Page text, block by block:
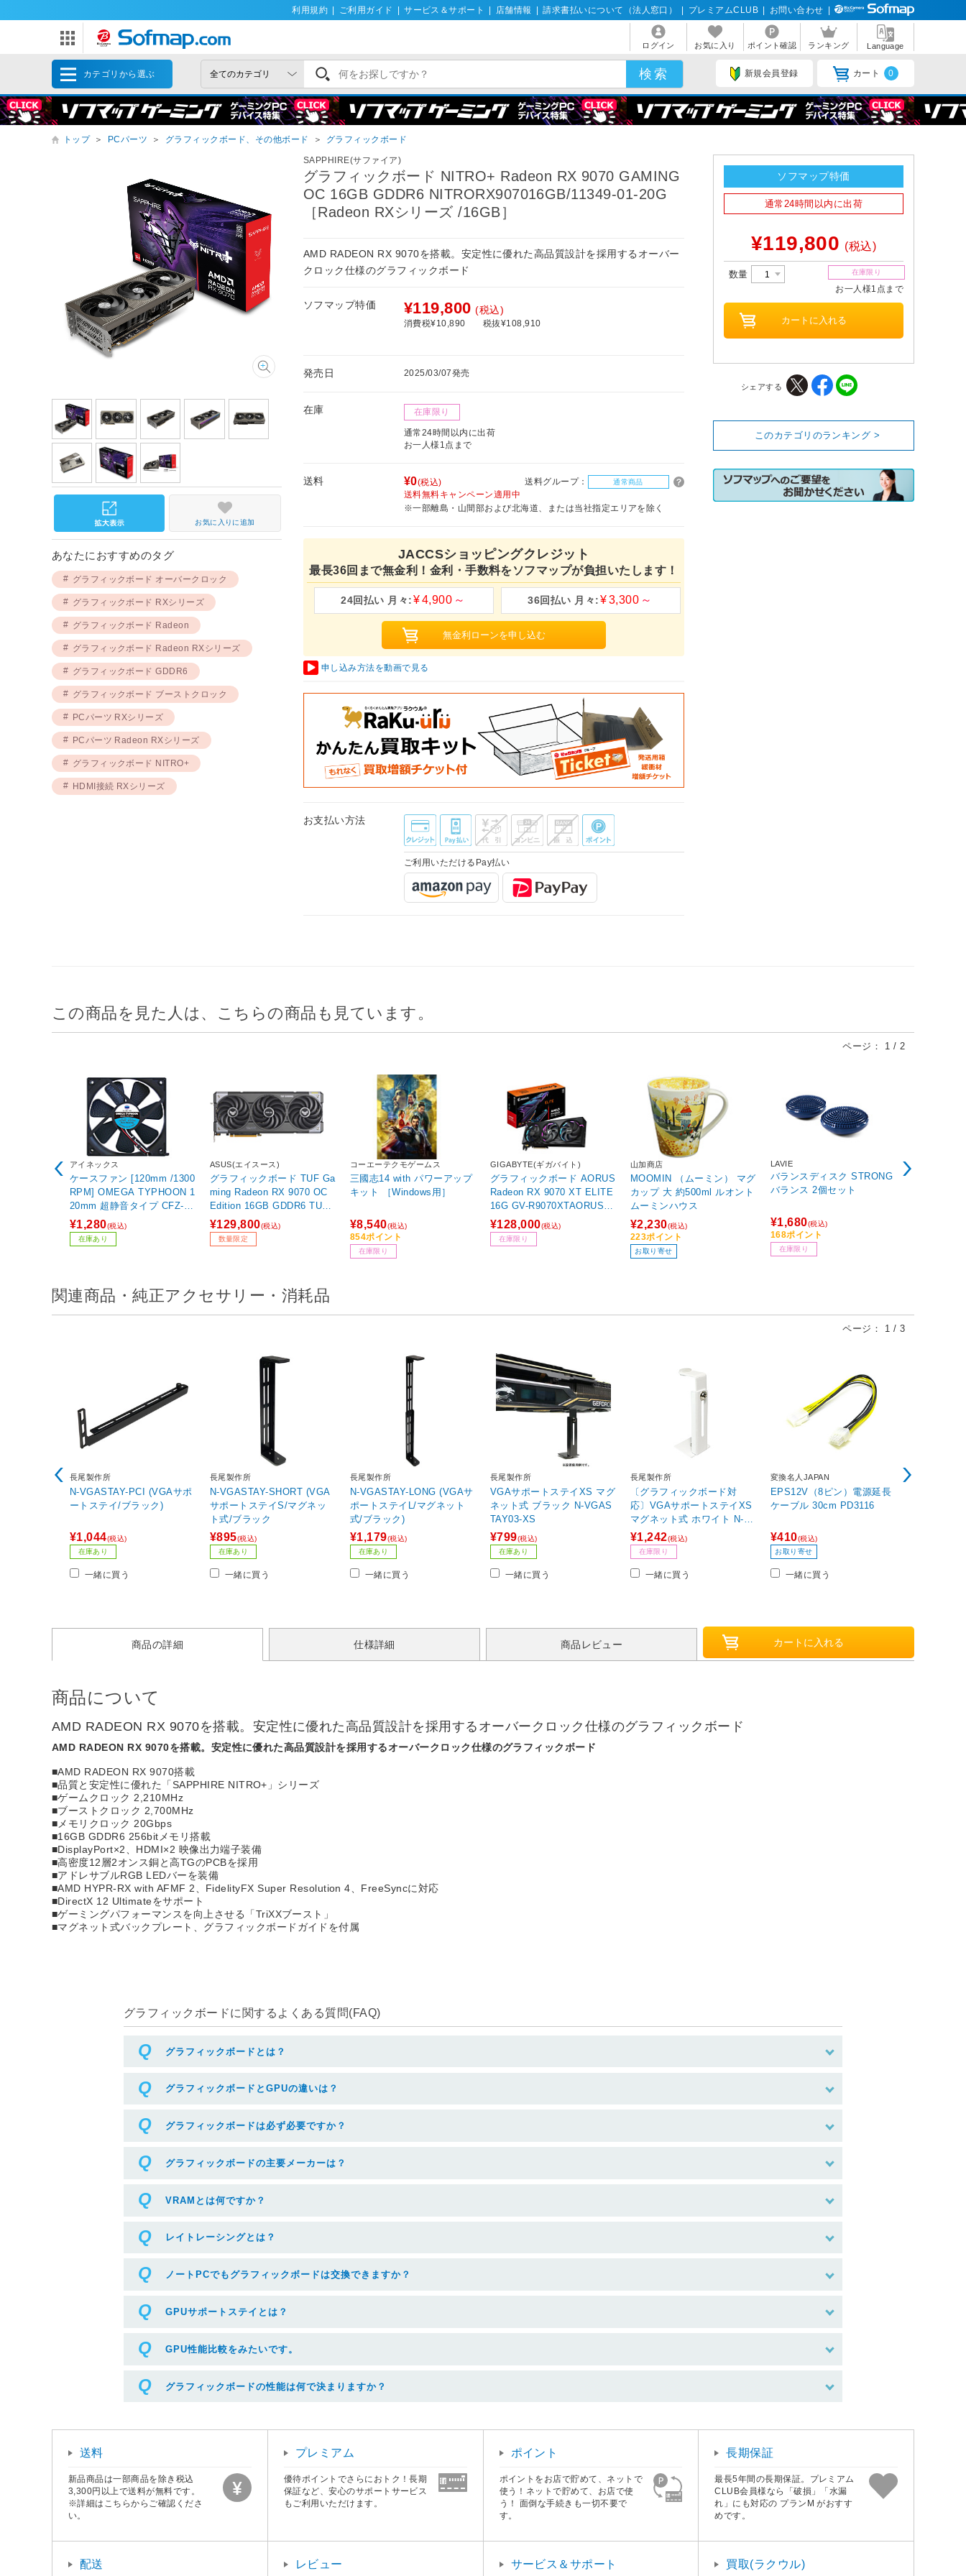
利用規約 ご利用ガイド サービス＆サポート 店舗情報 請求書払いについて（法人窓口） プレミアムCLUB お問い合わせ
ログイン お気に入り ポイント確認 ランキング Language
カテゴリから選ぶ 新規会員登録 カート 0
トップ ＞ PCパーツ ＞ グラフィックボード、その他ボード ＞ グラフィックボード
SAPPHIRE(サファイア)
グラフィックボード NITRO+ Radeon RX 9070 GAMING
OC 16GB GDDR6 NITRORX907016GB/11349-01-20G
［Radeon RXシリーズ /16GB］
AMD RADEON RX 9070を搭載。安定性に優れた高品質設計を採用するオーバー
クロック仕様のグラフィックボード
ソフマップ特価 ¥119,800 (税込)
消費税¥10,890 税抜¥108,910
発売日 2025/03/07発売
在庫 在庫限り
通常24時間以内に出荷
お一人様1点まで
送料 ¥0(税込) 送料グループ： 通常商品
送料無料キャンペーン適用中
※一部離島・山間部および北海道、または当社指定エリアを除く
JACCSショッピングクレジット
最長36回まで無金利！金利・手数料をソフマップが負担いたします！
4,900 3,300
申し込み方法を動画で見る
お支払い方法
ご利用いただけるPay払い
お気に入りに追加
あなたにおすすめのタグ
グラフィックボード オーバークロック
グラフィックボード RXシリーズ
グラフィックボード Radeon
グラフィックボード Radeon RXシリーズ
グラフィックボード GDDR6
グラフィックボード ブーストクロック
PCパーツ RXシリーズ
PCパーツ Radeon RXシリーズ
グラフィックボード NITRO+
HDMI接続 RXシリーズ
ソフマップ特価
通常24時間以内に出荷
¥119,800 (税込)
数量 在庫限り
お一人様1点まで
シェアする
このカテゴリのランキング >
この商品を見た人は、こちらの商品も見ています。
ページ： 1 / 2
アイネックス
ケースファン [120mm /1300
RPM] OMEGA TYPHOON 1
20mm 超静音タイプ CFZ-12
0SB
¥1,280(税込)
在庫あり
ASUS(エイスース)
グラフィックボード TUF Ga
ming Radeon RX 9070 OC
Edition 16GB GDDR6 TUF-
RX9070-O16G-GAMING
［Radeon RXシリーズ /16G
B］ 【sof001】
¥129,800(税込)
数量限定
コーエーテクモゲームス
三國志14 with パワーアップ
キット ［Windows用］
¥8,540(税込)
854ポイント
在庫限り
GIGABYTE(ギガバイト)
グラフィックボード AORUS
Radeon RX 9070 XT ELITE
16G GV-R9070XTAORUS E
-16GD ［Radeon RXシリー
ズ /16GB］
¥128,000(税込)
在庫限り
山加商店
MOOMIN （ムーミン） マグ
カップ 大 約500ml ルオント
ムーミンハウス
¥2,230(税込)
223ポイント
お取り寄せ
LAVIE
バランスディスク STRONG
バランス 2個セット
¥1,680(税込)
168ポイント
在庫限り
関連商品・純正アクセサリー・消耗品
ページ： 1 / 3
長尾製作所
N-VGASTAY-PCI (VGAサポ
ートステイ/ブラック)
¥1,044(税込)
在庫あり
一緒に買う
長尾製作所
N-VGASTAY-SHORT (VGA
サポートステイS/マグネッ
ト式/ブラック
¥895(税込)
在庫あり
一緒に買う
長尾製作所
N-VGASTAY-LONG (VGAサ
ポートステイL/マグネット
式/ブラック)
¥1,179(税込)
在庫あり
一緒に買う
長尾製作所
VGAサポートステイXS マグ
ネット式 ブラック N-VGAS
TAY03-XS
¥799(税込)
在庫あり
一緒に買う
長尾製作所
〔グラフィックボード対
応〕VGAサポートステイXS
マグネット式 ホワイト N-V
GASTAY03-XS-WH 【864】
¥1,242(税込)
在庫限り
一緒に買う
変換名人JAPAN
EPS12V（8ピン）電源延長
ケーブル 30cm PD3116
¥410(税込)
お取り寄せ
一緒に買う
変換名人
商品の詳細 仕様詳細 商品レビュー
商品について
AMD RADEON RX 9070を搭載。安定性に優れた高品質設計を採用するオーバークロック仕様のグラフィックボード
AMD RADEON RX 9070を搭載。安定性に優れた高品質設計を採用するオーバークロック仕様のグラフィックボード
■AMD RADEON RX 9070搭載
■品質と安定性に優れた「SAPPHIRE NITRO+」シリーズ
■ゲームクロック 2,210MHz
■ブーストクロック 2,700MHz
■メモリクロック 20Gbps
■16GB GDDR6 256bitメモリ搭載
■DisplayPort×2、HDMI×2 映像出力端子装備
■高密度12層2オンス銅と高TGのPCBを採用
■アドレサブルRGB LEDバーを装備
■AMD HYPR-RX with AFMF 2、FidelityFX Super Resolution 4、FreeSyncに対応
■DirectX 12 Ultimateをサポート
■ゲーミングパフォーマンスを向上させる「TriXXブースト」
■マグネット式バックプレート、グラフィックボードガイドを付属
グラフィックボードに関するよくある質問(FAQ)
グラフィックボードとは？
グラフィックボードとGPUの違いは？
グラフィックボードは必ず必要ですか？
グラフィックボードの主要メーカーは？
VRAMとは何ですか？
レイトレーシングとは？
ノートPCでもグラフィックボードは交換できますか？
GPUサポートステイとは？
GPU性能比較をみたいです。
グラフィックボードの性能は何で決まりますか？
送料
新品商品は一部商品を除き税込
3,300円以上で送料が無料です。
※詳細はこちらからご確認くださ
い。
プレミアム
優待ポイントでさらにおトク！長期
保証など、安心のサポートサービス
もご利用いただけます。
ポイント
ポイントをお店で貯めて、ネットで
使う！ネットで貯めて、お店で使
う！ 面倒な手続きも一切不要で
す。
長期保証
最長5年間の長期保証。プレミアム
CLUB会員様なら「破損」「水漏
れ」にも対応の プランM がおすす
めです。
配送 レビュー サービス＆サポート 買取(ラクウル)